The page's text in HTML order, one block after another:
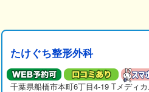
たけぐち整形外科
千葉県船橋市本町6丁目4-19 Tメディ